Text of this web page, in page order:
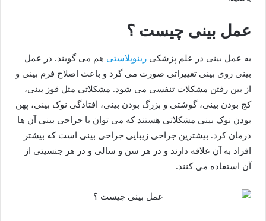
عمل بینی چیست ؟
به عمل بینی در علم پزشکی رینوپلاستی هم می گویند. در عمل
بینی روی بینی تغییراتی صورت می گرد و باعث اصلاح فرم بینی و
از بین رفتن مشکلات تنفسی می شود. مشکلاتی مثل قوز بینی،
کج بودن بینی، گوشتی و بزرگ بودن بینی، افتادگی نوک بینی، پهن
بودن نوک بینی مشکلاتی هستند که می توان با جراحی بینی آن ها
درمان کرد. بیشترین جراحی زیبایی جراحی بینی است که بیشتر
افراد به آن علاقه دارند و در هر سن و سالی و در هر جنسیتی از
آن استفاده می کنند.